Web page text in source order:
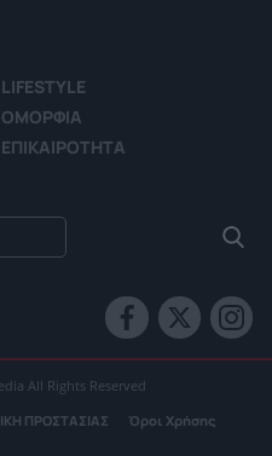
LIFESTYLE
ΟΜΟΡΦΙΑ
ΕΠΙΚΑΙΡΟΤΗΤΑ
All Rights Reserved
ΠΡΟΣΤΑΣΙΑΣ Όροι Χρήσης